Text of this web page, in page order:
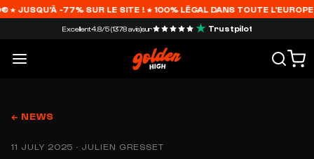
-77% SUR LE SITE ! ★ 100% LÉGAL DANS TOUTE L'EUROPE ★
Excellent4.8/5 (1378 avis)sur Trustpilot
← NEWS
11 JULY 2025 · JULIEN GRESSET